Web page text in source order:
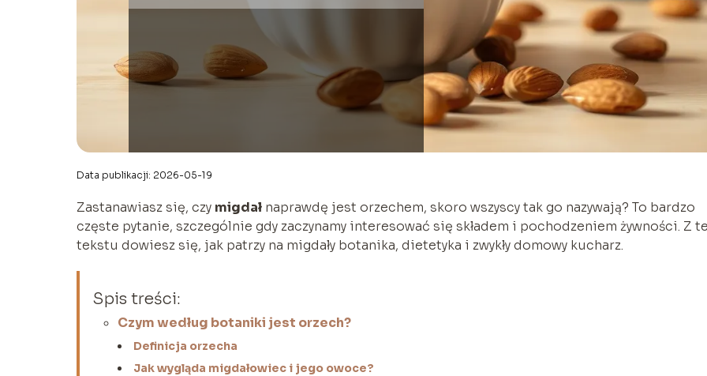
Data publikacji: 2026-05-19
Zastanawiasz się, czy migdał naprawdę jest orzechem, skoro wszyscy tak go nazywają? To bardzo
częste pytanie, szczególnie gdy zaczynamy interesować się składem i pochodzeniem żywności. Z
tekstu dowiesz się, jak patrzy na migdały botanika, dietetyka i zwykły domowy kucharz.
Spis treści:
Czym według botaniki jest orzech?
Definicja orzecha
Jak wygląda migdałowiec i jego owoce?